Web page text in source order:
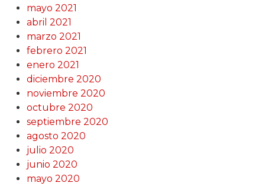
mayo 2021
abril 2021
marzo 2021
febrero 2021
enero 2021
diciembre 2020
noviembre 2020
octubre 2020
septiembre 2020
agosto 2020
julio 2020
junio 2020
mayo 2020